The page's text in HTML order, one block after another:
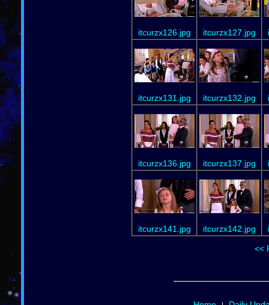
itcurzx126.jpg itcurzx127.jpg
itcurzx131.jpg itcurzx132.jpg
itcurzx136.jpg itcurzx137.jpg
itcurzx141.jpg itcurzx142.jpg
<<